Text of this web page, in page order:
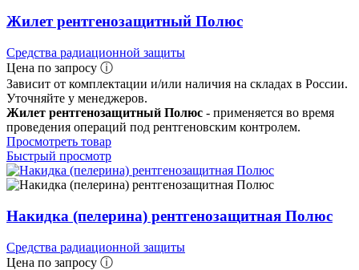
Жилет рентгенозащитный Полюс
Средства радиационной защиты
Цена по запросу ⓘ
Зависит от комплектации и/или наличия на складах в России.
Уточняйте у менеджеров.
Жилет рентгенозащитный Полюс - применяется во время
проведения операций под рентгеновским контролем.
Просмотреть товар
Быстрый просмотр
Накидка (пелерина) рентгенозащитная Полюс
Средства радиационной защиты
Цена по запросу ⓘ